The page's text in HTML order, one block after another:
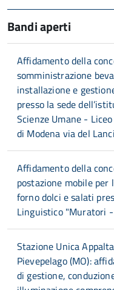
Bandi aperti
Affidamento della
somministrazione
installazione e
presso la sede
Scienze Umane -
di Modena via del
Affidamento della
postazione mobile
forno dolci e salati
Linguistico "Muratori -
Stazione Unica
Pievepelago (MO):
di gestione,